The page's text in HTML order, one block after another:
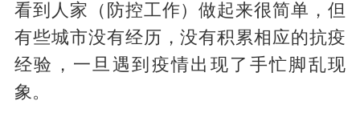
看到人家（防控工作）做起来很简单，但
有些城市没有经历，没有积累相应的抗疫
经验，一旦遇到疫情出现了手忙脚乱现
象。